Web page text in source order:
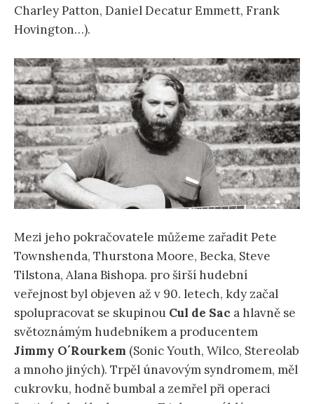
Charley Patton, Daniel Decatur Emmett, Frank
Hovington…).
Mezi jeho pokračovatele můžeme zařadit Pete
Townshenda, Thurstona Moore, Becka, Steve
Tilstona, Alana Bishopa. pro širší hudební
veřejnost byl objeven až v 90. letech, kdy začal
spolupracovat se skupinou Cul de Sac a hlavně se
světoznámým hudebníkem a producentem
Jimmy O´Rourkem (Sonic Youth, Wilco, Stereolab
a mnoho jiných). Trpěl únavovým syndromem, měl
cukrovku, hodně bumbal a zemřel při operaci